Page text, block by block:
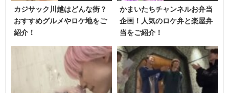
ゆめまるもかなりお酒を飲みますね♪
ゆめまるも普段から料理をすることがあるんだろうなとい
うふうに感じるシーンが多いです。
カジサック川越はどんな街？
おすすめグルメやロケ地をご
紹介！
かまいたちチャンネルお弁当
企画！人気のロケ弁と楽屋弁
当をご紹介！